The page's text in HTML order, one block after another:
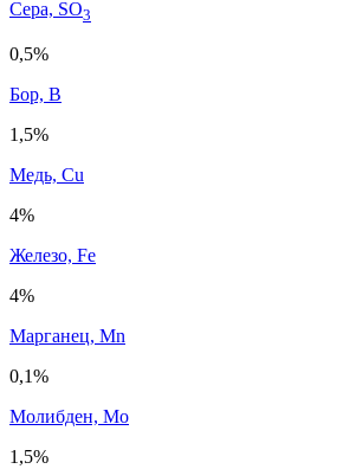
Сера, SO3
0,5%
Бор, B
1,5%
Медь, Cu
4%
Железо, Fe
4%
Марганец, Mn
0,1%
Молибден, Mo
1,5%